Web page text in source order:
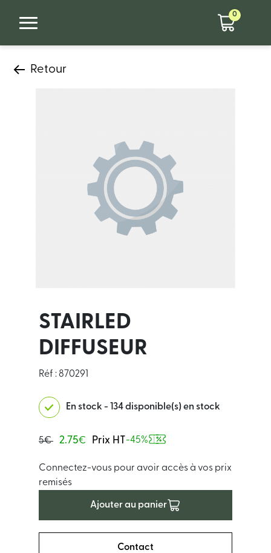
0
Retour
STAIRLED
DIFFUSEUR
Réf : 870291
En stock - 134 disponible(s) en stock
5€ 2.75€ Prix HT-45%
Connectez-vous pour avoir accès à vos prix
remisés
Ajouter au panier
Contact